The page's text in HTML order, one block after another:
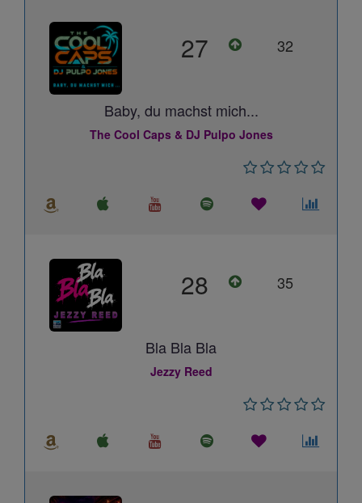
27 32
Baby, du machst mich...
The Cool Caps & DJ Pulpo Jones
28 35
Bla Bla Bla
Jezzy Reed